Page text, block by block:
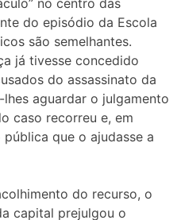
no centro das
do episódio da Escola
são semelhantes.
já tivesse concedido
do assassinato da
aguardar o julgamento
caso recorreu e, em
que o ajudasse a
do recurso, o
capital prejulgou o